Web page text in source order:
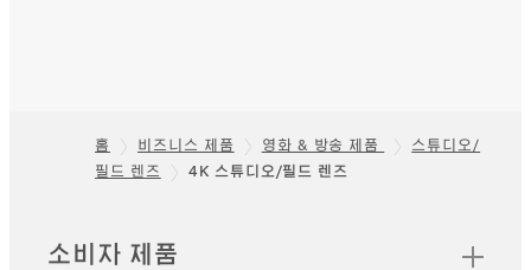
8K 이미지에 필요한 압도적인
광학 성능을 선사합니다.
Footer
홈 비즈니스 제품 영화 & 방송 제품
스튜디오/
필드 렌즈
4K 스튜디오/필드 렌즈
빠른 링크
소비자 제품